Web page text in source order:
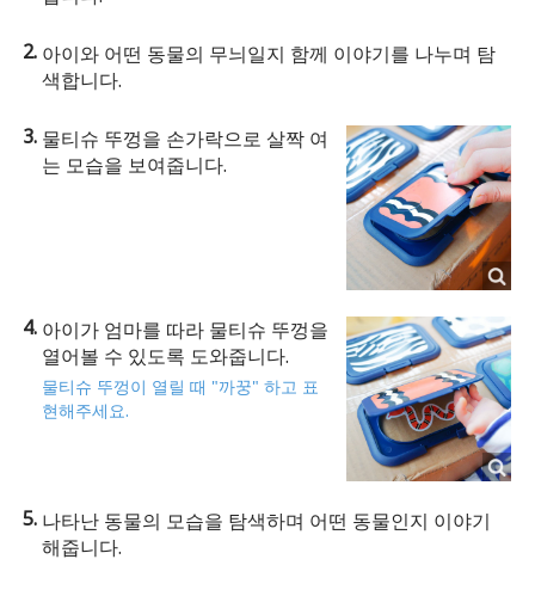
아이와 어떤 동물의 무늬일지 함께 이야기를 나누며 탐
색합니다.
물티슈 뚜껑을 손가락으로 살짝 여
는 모습을 보여줍니다.
아이가 엄마를 따라 물티슈 뚜껑을
열어볼 수 있도록 도와줍니다.
물티슈 뚜껑이 열릴 때 "까꿍" 하고 표
현해주세요.
나타난 동물의 모습을 탐색하며 어떤 동물인지 이야기
해줍니다.